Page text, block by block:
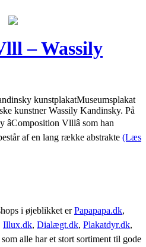
– Wassily
kunstplakatMuseumsplakat
kunstner Wassily Kandinsky. På
Vlllâ som han
af en lang række abstrakte (Læs
i øjeblikket erPapapapa.dk,
Illux.dk, Dialægt.dk, Plakatdyr.dk,
som alle har et stort sortiment til gode